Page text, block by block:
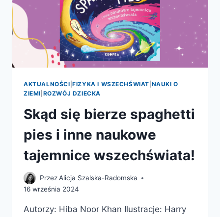
AKTUALNOŚCI |FIZYKA I WSZECHŚWIAT NAUKI O
ZIEMI ROZWÓJ DZIECKA
Skąd się bierze spaghetti
pies i inne naukowe
tajemnice wszechświata!
PrzezAlicja Szalska-Radomska
16 września 2024
Autorzy: Hiba Noor Khan Ilustracje: Harry